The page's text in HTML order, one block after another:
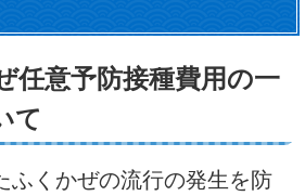
任意予防接種費用の一
て
ふくかぜの流行の発生を防